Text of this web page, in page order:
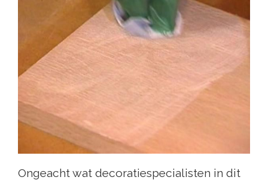
Ongeacht wat decoratiespecialisten in dit